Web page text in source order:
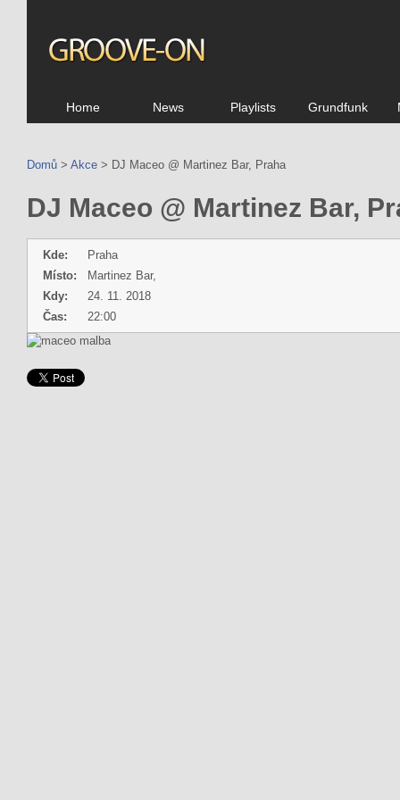
Home News Playlists Grundfunk
Domů > Akce > DJ Maceo @ Martinez Bar, Praha
DJ Maceo @ Martinez Bar,
Kde:
Praha
Místo:
Martinez Bar,
Kdy:
24. 11. 2018
Čas:
22:00